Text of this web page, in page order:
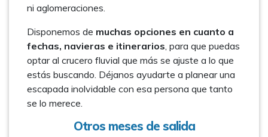
ni aglomeraciones.
Disponemos de muchas opciones en cuanto a
fechas, navieras e itinerarios, para que puedas
optar al crucero fluvial que más se ajuste a lo que
estás buscando. Déjanos ayudarte a planear una
escapada inolvidable con esa persona que tanto
se lo merece.
Otros meses de salida